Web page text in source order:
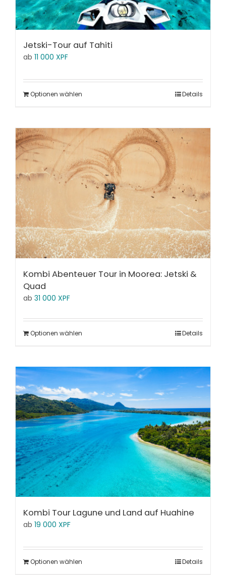
Jetski-Tour auf Tahiti
ab 11 000 XPF
Optionen wählen Details
Kombi Abenteuer Tour in Moorea: Jetski &
Quad
ab 31 000 XPF
Optionen wählen Details
Kombi Tour Lagune und Land auf Huahine
ab 19 000 XPF
Optionen wählen Details